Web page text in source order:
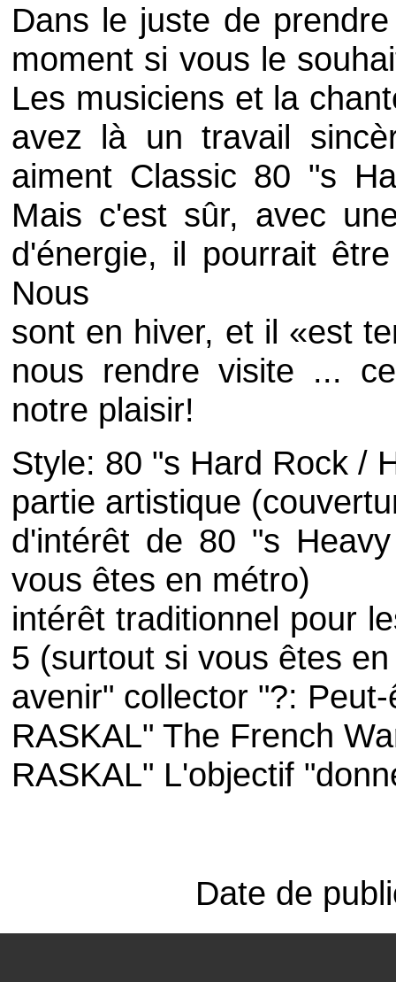
Dans le juste de
moment si vous le
Les musiciens et la
avez là un travail
aiment Classic 80 "s
Mais c'est sûr, avec
d'énergie, il pourrait
Nous
sont en hiver, et il «est
nous rendre visite ...
notre plaisir!
Style: 80 "s Hard Rock /
partie artistique
d'intérêt de 80 "s
vous êtes en métro)
intérêt traditionnel pour
5 (surtout si vous êtes
avenir" collector "?:
RASKAL" The French
RASKAL" L'objectif
Date de